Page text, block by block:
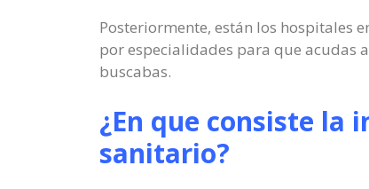
Posteriormente, están los hospitales
por especialidades para que acudas
buscabas.
¿En que consiste la
sanitario?